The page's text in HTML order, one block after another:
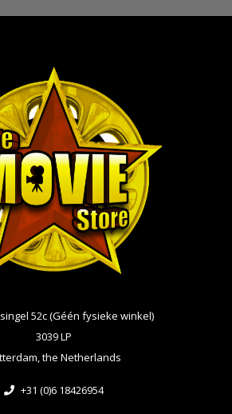
52c (Géén fysieke winkel)
3039 LP
the Netherlands
+31 (0)6 18426954